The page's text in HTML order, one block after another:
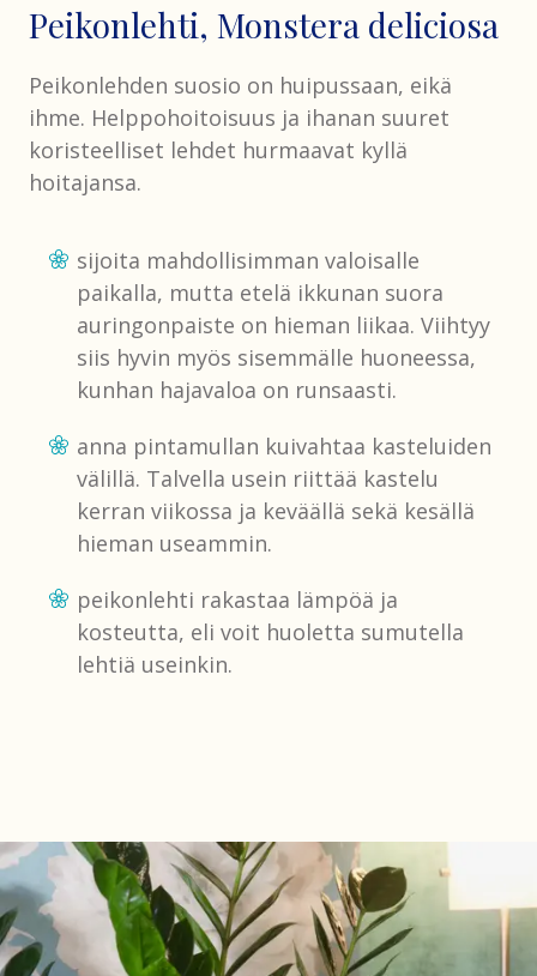
Peikonlehti, Monstera deliciosa
Peikonlehden suosio on huipussaan, eikä
ihme. Helppohoitoisuus ja ihanan suuret
koristeelliset lehdet hurmaavat kyllä
hoitajansa.
sijoita mahdollisimman valoisalle
paikalla, mutta etelä ikkunan suora
auringonpaiste on hieman liikaa. Viihtyy
siis hyvin myös sisemmälle huoneessa,
kunhan hajavaloa on runsaasti.
anna pintamullan kuivahtaa kasteluiden
välillä. Talvella usein riittää kastelu
kerran viikossa ja keväällä sekä kesällä
hieman useammin.
peikonlehti rakastaa lämpöä ja
kosteutta, eli voit huoletta sumutella
lehtiä useinkin.